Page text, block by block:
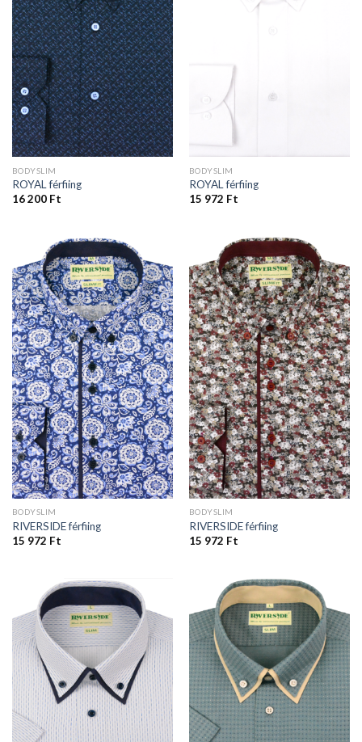
BODYSLIM
ROYAL férfiing
16 200 Ft
BODYSLIM
ROYAL férfiing
15 972 Ft
BODYSLIM
RIVERSIDE férfiing
15 972 Ft
BODYSLIM
RIVERSIDE férfiing
15 972 Ft